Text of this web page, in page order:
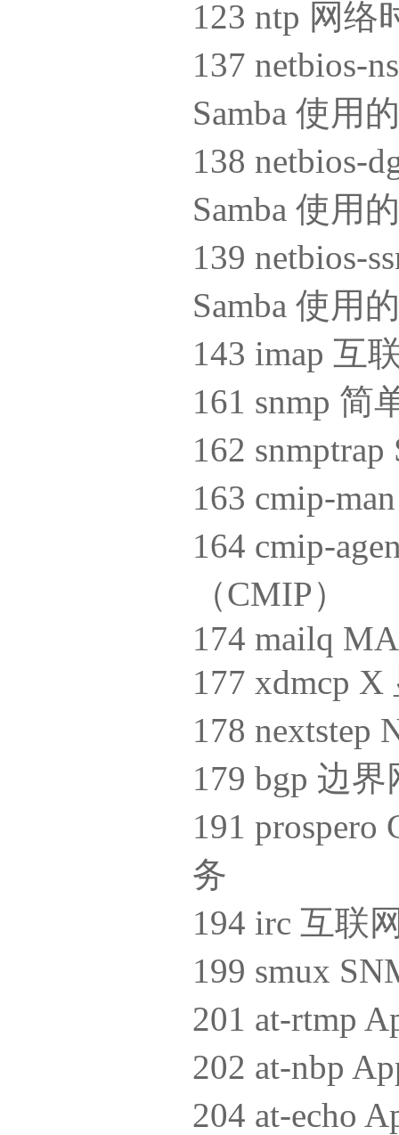
123 ntp 网
137 netbios-
Samba 使用
138 netbios-
Samba 使用
139 netbios-
Samba 使用
143 imap 互
161 snmp
162
163 cmip-
164 cmip-
（CMIP）
174 mailq
177 xdmcp
178 nextstep
179 bgp 边
191 prospero
务
194 irc 互联
199 smux
201 at-rtmp
202 at-nbp
204 at-echo